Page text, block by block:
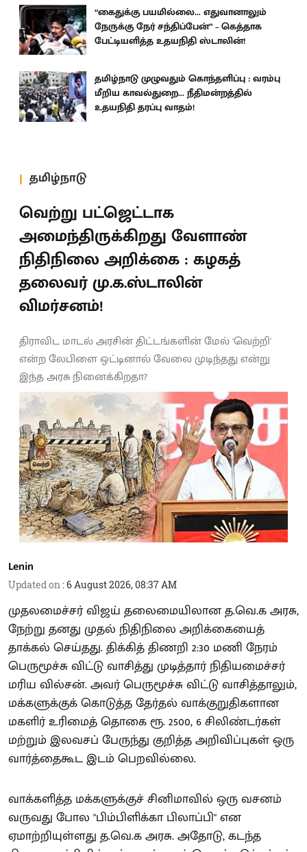
“கைதுக்கு பயமில்லை... எதுவானாலும்
நேருக்கு நேர் சந்திப்பேன்” – கெத்தாக
பேட்டியளித்த உதயநிதி ஸ்டாலின்!
தமிழ்நாடு முழுவதும் கொந்தளிப்பு : வரம்பு
மீறிய காவல்துறை... நீதிமன்றத்தில்
உதயநிதி தரப்பு வாதம்!
தமிழ்நாடு
வெற்று பட்ஜெட்டாக
அமைந்திருக்கிறது வேளாண்
நிதிநிலை அறிக்கை : கழகத்
தலைவர் மு.க.ஸ்டாலின்
விமர்சனம்!
திராவிட மாடல் அரசின் திட்டங்களின் மேல் 'வெற்றி'
என்ற லேபிளை ஒட்டினால் வேலை முடிந்தது என்று
இந்த அரசு நினைக்கிறதா?
Lenin
Updated on :6 August 2026, 08:37 AM
முதலமைச்சர் விஜய் தலைமையிலான த.வெ.க அரசு,
நேற்று தனது முதல் நிதிநிலை அறிக்கையைத்
தாக்கல் செய்தது. திக்கித் திணறி 2:30 மணி நேரம்
பெருமூச்சு விட்டு வாசித்து முடித்தார் நிதியமைச்சர்
மரிய வில்சன். அவர் பெருமூச்சு விட்டு வாசித்தாலும்,
மக்களுக்குக் கொடுத்த தேர்தல் வாக்குறுதிகளான
மகளிர் உரிமைத் தொகை ரூ. 2500, 6 சிலிண்டர்கள்
மற்றும் இலவசப் பேருந்து குறித்த அறிவிப்புகள் ஒரு
வார்த்தைகூட இடம் பெறவில்லை.
வாக்களித்த மக்களுக்குச் சினிமாவில் ஒரு வசனம்
வருவது போல "பிம்பிளிக்கா பிலாப்பி" என
ஏமாற்றியுள்ளது த.வெ.க அரசு. அதோடு, கடந்த